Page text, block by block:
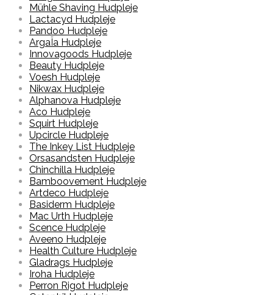
Mühle Shaving Hudpleje
Lactacyd Hudpleje
Pandoo Hudpleje
ArgaÏa Hudpleje
Innovagoods Hudpleje
Beauty Hudpleje
Voesh Hudpleje
Nikwax Hudpleje
Alphanova Hudpleje
Aco Hudpleje
Squirt Hudpleje
Upcircle Hudpleje
The Inkey List Hudpleje
Orsasandsten Hudpleje
Chinchilla Hudpleje
Bamboovement Hudpleje
Artdeco Hudpleje
Basiderm Hudpleje
Mac Urth Hudpleje
Scence Hudpleje
Aveeno Hudpleje
Health Culture Hudpleje
Gladrags Hudpleje
Iroha Hudpleje
Perron Rigot Hudpleje